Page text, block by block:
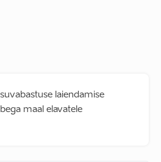
laiendamise
maal elavatele